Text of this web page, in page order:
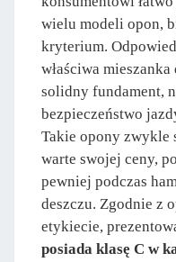
wielu modeli opon,
kryterium.
właściwa
solidny fundament,
bezpieczeństwo
Takie opony zwykle
warte swojej ceny,
pewniej podczas
deszczu. Zgodnie z
etykiecie,
posiada klasę C w